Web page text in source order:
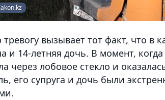
вызывает тот факт, что в
и 14-летняя дочь. В момент,
через лобовое стекло и
его супруга и дочь были